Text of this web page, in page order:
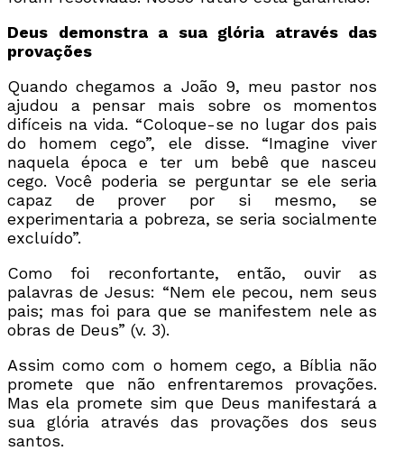
Deus demonstra a sua glória através das
provações
Quando chegamos a João 9, meu pastor nos
ajudou a pensar mais sobre os momentos
difíceis na vida. “Coloque-se no lugar dos pais
do homem cego”, ele disse. “Imagine viver
naquela época e ter um bebê que nasceu
cego. Você poderia se perguntar se ele seria
capaz de prover por si mesmo, se
experimentaria a pobreza, se seria socialmente
excluído”.
Como foi reconfortante, então, ouvir as
palavras de Jesus: “Nem ele pecou, nem seus
pais; mas foi para que se manifestem nele as
obras de Deus” (v. 3).
Assim como com o homem cego, a Bíblia não
promete que não enfrentaremos provações.
Mas ela promete sim que Deus manifestará a
sua glória através das provações dos seus
santos.